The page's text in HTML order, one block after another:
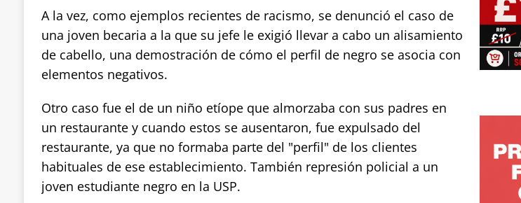
A la vez, como ejemplos recientes de racismo, se denunció el caso de
una joven becaria a la que su jefe le exigió llevar a cabo un alisamiento
de cabello, una demostración de cómo el perfil de negro se asocia con
elementos negativos.
Otro caso fue el de un niño etíope que almorzaba con sus padres en
un restaurante y cuando estos se ausentaron, fue expulsado del
restaurante, ya que no formaba parte del "perfil" de los clientes
habituales de ese establecimiento. También represión policial a un
joven estudiante negro en la USP.